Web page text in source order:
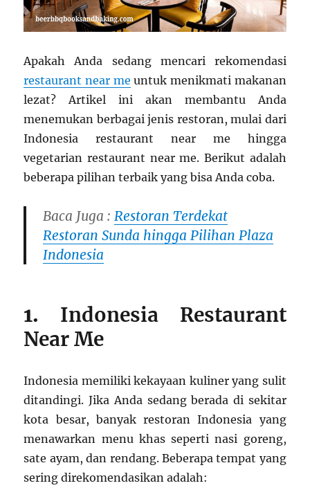
Apakah Anda sedang mencari rekomendasi
restaurant near me untuk menikmati makanan
lezat? Artikel ini akan membantu Anda
menemukan berbagai jenis restoran, mulai dari
Indonesia restaurant near me hingga
vegetarian restaurant near me. Berikut adalah
beberapa pilihan terbaik yang bisa Anda coba.
Baca Juga :Restoran Terdekat
Restoran Sunda hingga Pilihan Plaza
Indonesia
1. Indonesia Restaurant
Near Me
Indonesia memiliki kekayaan kuliner yang sulit
ditandingi. Jika Anda sedang berada di sekitar
kota besar, banyak restoran Indonesia yang
menawarkan menu khas seperti nasi goreng,
sate ayam, dan rendang. Beberapa tempat yang
sering direkomendasikan adalah: